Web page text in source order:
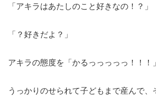
「アキラはあたしのこと好きなの！？」
「？好きだよ？」
アキラの態度を「かるっっっっっ！！！
うっかりのせられて子どもまで産んで、